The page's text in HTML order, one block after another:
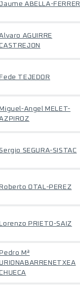
ABELLA-FERRER
AGUIRRE
Fede TEJEDOR
Miguel-Angel MELET-
SEGURA-SISTAC
Roberto OTAL-PEREZ
Lorenzo PRIETO-SAIZ
Pedro Mª